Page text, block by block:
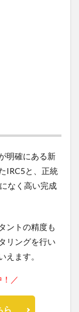
明確にある新
IRC5と、正統
なく高い完成
ントの精度も
リングを行い
えます。
／
ら